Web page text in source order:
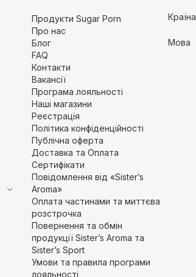
Про нас
Блог
FAQ
Контакти
Вакансії
Наші магазини
Pеєстрація
Політика конфіденційності
Публічна оферта
Доставка та Оплата
Сертифікати
Повідомлення від «Sister’s
Aroma»
Оплата частинами та миттєва
розстрочка
Повернення та обмін
продукції Sister’s Aroma та
Sister’s Sport
Програма лояльності
Умови та правила програми
лояльності
Продукти Sugar Porn Країна
Мова